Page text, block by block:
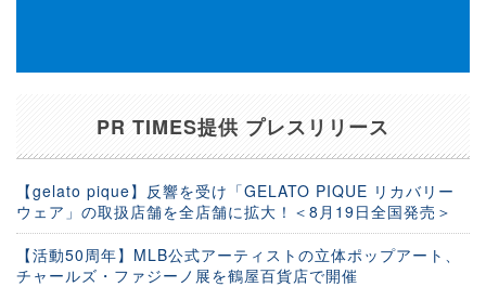
PR TIMES提供 プレスリリース
【gelato pique】反響を受け「GELATO PIQUE リカバリー
ウェア」の取扱店舗を全店舗に拡大！＜8月19日全国発売＞
【活動50周年】MLB公式アーティストの立体ポップアート、
チャールズ・ファジーノ展を鶴屋百貨店で開催